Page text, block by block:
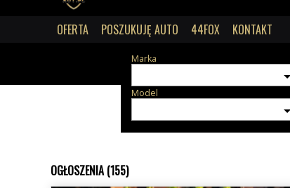
OFERTA POSZUKUJĘ AUTO 44FOX KONTAKT
Marka
Model
OGŁOSZENIA (155)